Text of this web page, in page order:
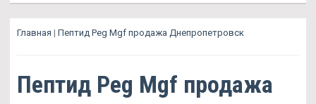
Главная | Пептид Peg Mgf продажа Днепропетровск
Пептид Peg Mgf продажа